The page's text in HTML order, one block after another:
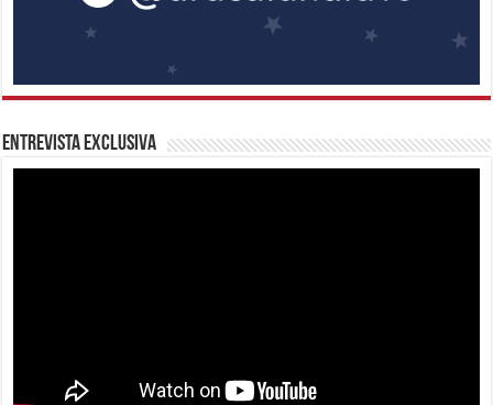
Entrevista Exclusiva